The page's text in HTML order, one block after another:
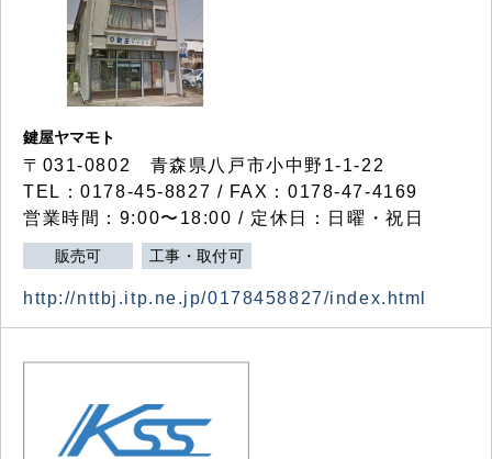
鍵屋ヤマモト
〒031-0802 青森県八戸市小中野1-1-22
TEL：0178-45-8827 / FAX：0178-47-4169
営業時間：9:00〜18:00 / 定休日：日曜・祝日
販売可 工事・取付可
http://nttbj.itp.ne.jp/0178458827/index.html